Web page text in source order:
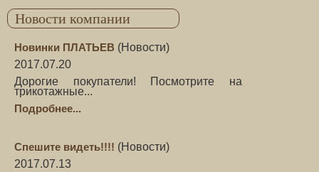
Новости компании
Новинки ПЛАТЬЕВ (Новости)
2017.07.20
Дорогие покупатели! Посмотрите на
трикотажные...
Подробнее...
Спешите видеть!!!! (Новости)
2017.07.13